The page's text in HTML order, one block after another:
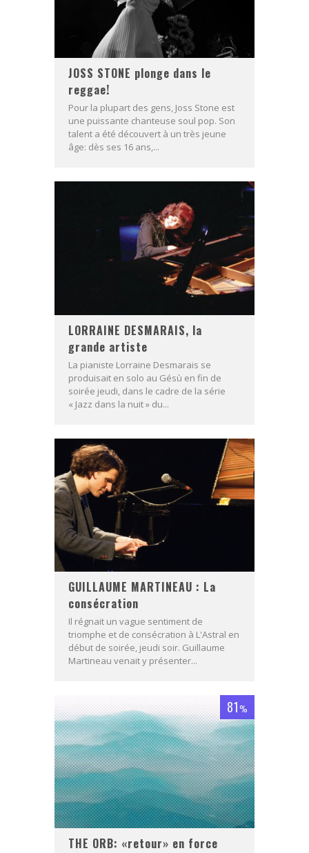
JOSS STONE plonge dans le
reggae!
Pour la plupart des gens, Joss Stone est
une puissante chanteuse soul pop. Son
talent a été découvert à un très jeune
âge: dès ses 16 ans,...
LORRAINE DESMARAIS, la
grande artiste
La pianiste Lorraine Desmarais se
produisait en solo au Gésù en fin de
soirée jeudi, dans le cadre de la série
« Jazz dans la nuit » du...
GUILLAUME MARTINEAU : La
consécration
Il régnait un vague sentiment de
triomphe et de consécration à L'Astral en
début de soirée, jeudi soir. Guillaume
Martineau venait y présenter...
81%
THE ORB: «retour» en force